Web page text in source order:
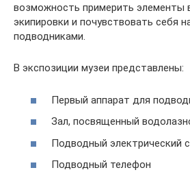
возможность примерить элементы
экипировки и почувствовать себя
подводниками.
В экспозиции музеи представлены:
Первый аппарат для
Зал, посвященный
Подводный электрический
Подводный телефон